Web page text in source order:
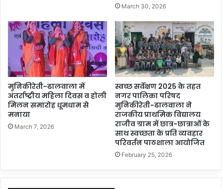
March 30, 2026
मुनिकीरेती-ढालवाला में
अंतर्राष्ट्रीय महिला दिवस व होली
मिलन समारोह धूमधाम से
मनाया
March 7, 2026
स्वच्छ सर्वेक्षण 2025 के तहत
नगर पालिका परिषद
मुनिकीरेती-ढालवाला ने
राजकीय प्राथमिक विद्यालय
राजीव ग्राम में छात्र-छात्राओं के
साथ स्वच्छता के प्रति व्यवहार
परिवर्तन पाठशाला आयोजित
February 25, 2026